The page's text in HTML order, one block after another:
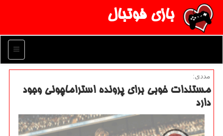
بازی فوتبال
منو
مددی:
مستندات خوبی برای پرونده استراماچونی وجود
دارد